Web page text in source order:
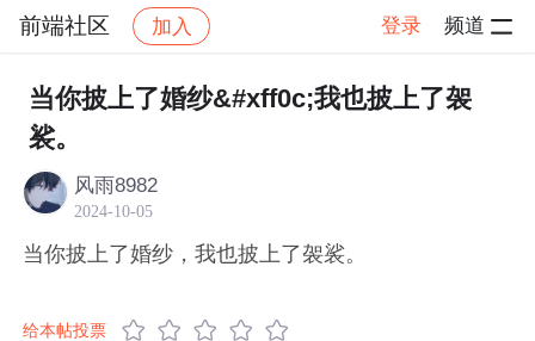
前端社区 加入 登录 频道
社区 前端社区 感慨 帖子详情
当你披上了婚纱&#xff0c;我也披上了袈
裟。
风雨8982
2024-10-05
当你披上了婚纱，我也披上了袈裟。
给本帖投票